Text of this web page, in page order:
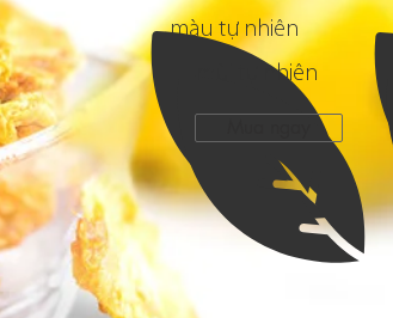
​màu tự nhiên
​mùi tự nhiên